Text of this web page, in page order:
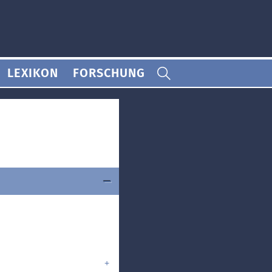
LEXIKON FORSCHUNG